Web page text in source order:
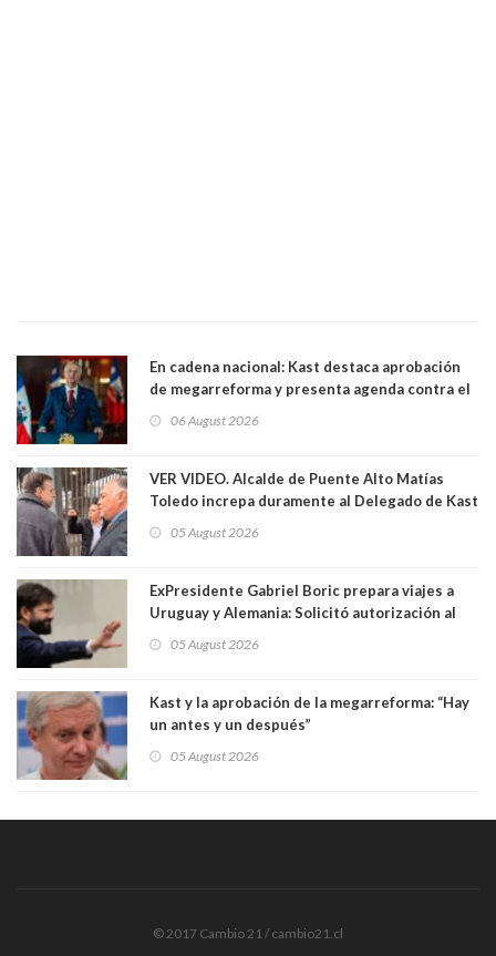
En cadena nacional: Kast destaca aprobación
de megarreforma y presenta agenda contra el
06 August 2026
VER VIDEO. Alcalde de Puente Alto Matías
Toledo increpa duramente al Delegado de Kast
delegado nuevamente arrancando"
05 August 2026
ExPresidente Gabriel Boric prepara viajes a
Uruguay y Alemania: Solicitó autorización al
05 August 2026
Kast y la aprobación de la megarreforma: “Hay
un antes y un después”
05 August 2026
© 2017 Cambio 21 / cambio21.cl